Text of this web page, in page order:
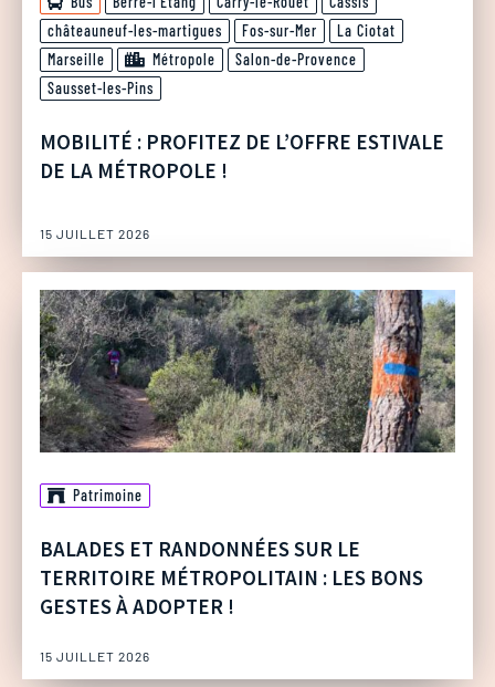
châteauneuf-les-martigues
Fos-sur-Mer
La Ciotat
Marseille
Métropole
Salon-de-Provence
Sausset-les-Pins
MOBILITÉ : PROFITEZ DE L’OFFRE ESTIVALE
DE LA MÉTROPOLE !
15 JUILLET 2026
Patrimoine
BALADES ET RANDONNÉES SUR LE
TERRITOIRE MÉTROPOLITAIN : LES BONS
GESTES À ADOPTER !
15 JUILLET 2026